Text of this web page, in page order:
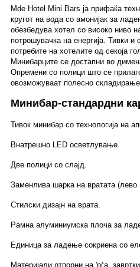
Mde Hotel Mini Bars ја прифаќа
кругот на вода со амонијак за
обезбедува хотел со високо ниво
потрошувачка на енергија. Тивки
потребите на хотелите од секоја
Минибарците се достапни во
Опремени со полици што се
овозможуваат полесно
Минибар-стандардни
Тивок минибар со технологија на
Внатрешно LED осветлување.
Две полици со слајд.
Заменлива шарка на вратата (лево
Стилски дизајн на врата.
Рамна алуминиумска плоча за
Единица за ладење сокриена со
Материјали отпорни на 'рѓа,